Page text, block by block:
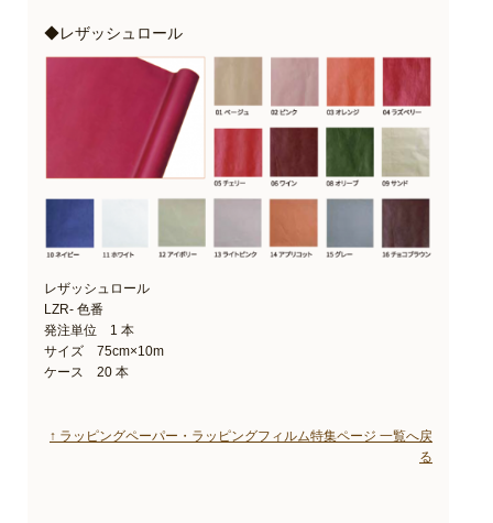
◆レザッシュロール
レザッシュロール
LZR- 色番
発注単位 1 本
サイズ 75cm×10m
ケース 20 本
↑ ラッピングペーパー・ラッピングフィルム特集ページ 一覧へ戻
る